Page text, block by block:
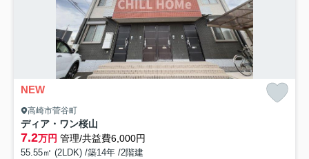
NEW
高崎市菅谷町
ディア・ワン桜山
7.2万円 管理/共益費6,000円
55.55㎡ (2LDK) /築14年 /2階建